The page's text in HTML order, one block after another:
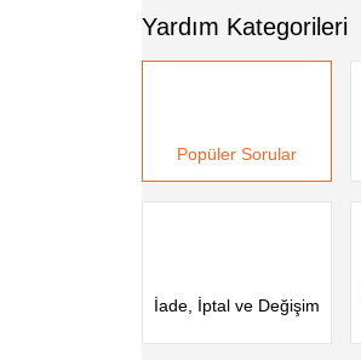
Yardım Kategorileri
Popüler Sorular
İade, İptal ve Değişim